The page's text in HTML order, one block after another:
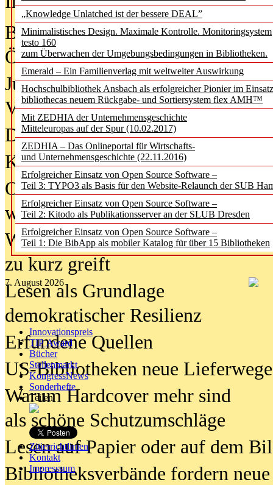
„Knowledge Unlatched ist der bessere DEAL”
Minimalistisches Design. Maximale Kontrolle. Monitoringsystem
testo 160
zum Überwachen der Umgebungsbedingungen in Bibliotheken.
Emerald – Ein Familienverlag mit weltweiter Auswirkung
Hochschulbibliothek Ansbach als erfolgreicher Pionier im
bibliothecas neuem Rückgabe- und Sortiersystem flex AMH™
Mit ZEDHIA der Unternehmensgeschichte
Mitteleuropas auf der Spur (10.02.2017)
ZEDHIA – Das Onlineportal für Wirtschafts-
und Unternehmensgeschichte (22.11.2016)
Erfolgreicher Einsatz von Open Source Software –
Teil 3: TYPO3 als Basis für den Website-Relaunch der SUB
Erfolgreicher Einsatz von Open Source Software –
Teil 2: Kitodo als Publikationsserver an der SLUB Dresden
Erfolgreicher Einsatz von Open Source Software –
Teil 1: Die BibApp als mobiler Katalog für über 15 Bibliotheken
7. August 2026
Innovationspreis
TIP Award
Bücher
Stellenmarkt
KongressNews
Sonderhefte
Teilen
Zitierrichtlinien
Kontakt
Impresssum
Bürgerforum fordert mehr
Öffentlichkeit
Jugendliche wollen besseren
Verbote
Digitale Langzeit­archi­vierung
KI-Chatbots werden Teil der
Offene Infrastrukturen für
wissenschaftliche
Warum die Debatte über KI-Texte
zu kurz greift
Lesen als Grundlage
demokratischer Resilienz
Erfundene Quellen
US-Bibliotheken neue Lieferwege
Warum Hardcover mehr sind
als schöne Schutzumschläge
Lesen auf Papier oder auf dem
Bibliotheksverbände fordern neue